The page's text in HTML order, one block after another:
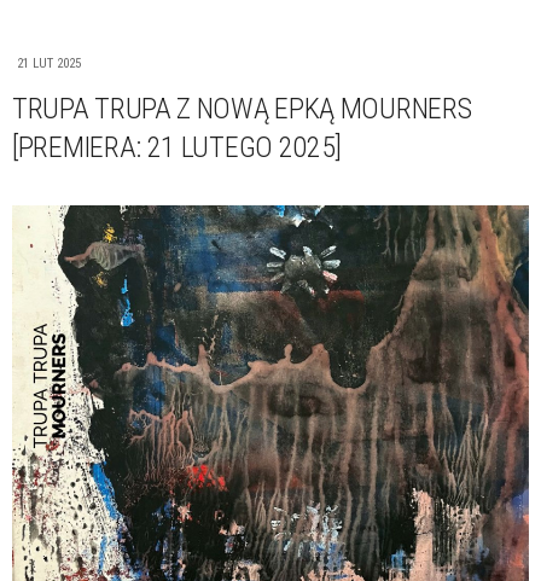
21 LUT 2025
TRUPA TRUPA Z NOWĄ EPKĄ MOURNERS
[PREMIERA: 21 LUTEGO 2025]